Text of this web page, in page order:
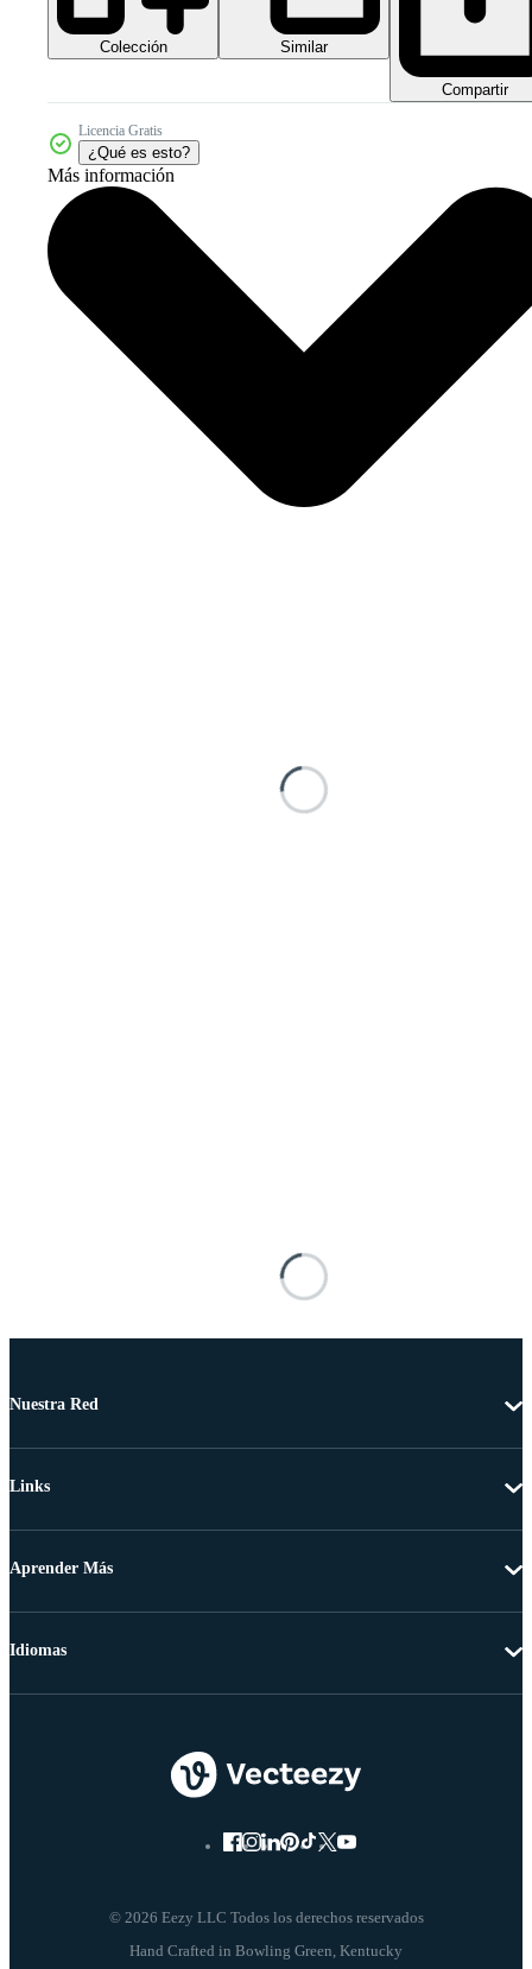
Colección Similar
Compartir
Licencia Gratis
¿Qué es esto?
Más información
Nuestra Red
Links
Aprender Más
© 2026 Eezy LLC Todos los derechos reservados
Idiomas